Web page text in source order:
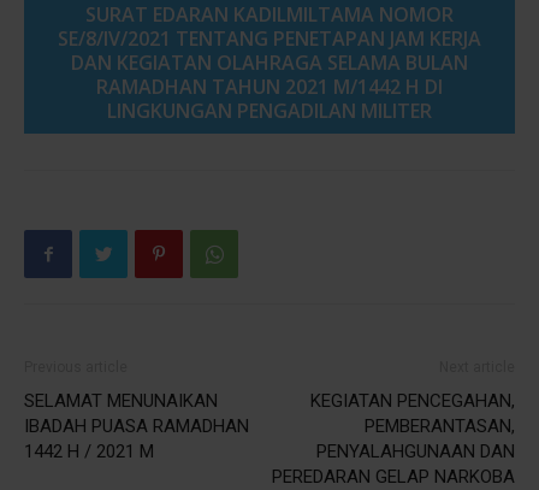
SURAT EDARAN KADILMILTAMA NOMOR
SE/8/IV/2021 TENTANG PENETAPAN JAM KERJA
DAN KEGIATAN OLAHRAGA SELAMA BULAN
RAMADHAN TAHUN 2021 M/1442 H DI
LINGKUNGAN PENGADILAN MILITER
SELAMAT MENUNAIKAN
IBADAH PUASA RAMADHAN
1442 H / 2021 M
KEGIATAN PENCEGAHAN,
PEMBERANTASAN,
PENYALAHGUNAAN DAN
PEREDARAN GELAP NARKOBA